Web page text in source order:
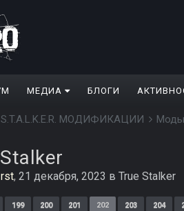
МЕДИА БЛОГИ
S.T.A.L.K.E.R. МОДИФИКАЦИИ
, 21 декабря, 2023 в True Stalker
199 200 201 202 203 204